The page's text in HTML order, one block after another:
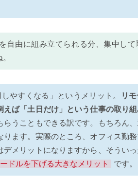
自由に組み立てられる分、集中して
やすくなる」というメリット。
リ
えば「土日だけ」という仕事の取り
うこともできる訳です。もちろん
ります。実際のところ、オフィス勤
デメリットになりますから、そうい
ドルを下げる大きなメリット です。